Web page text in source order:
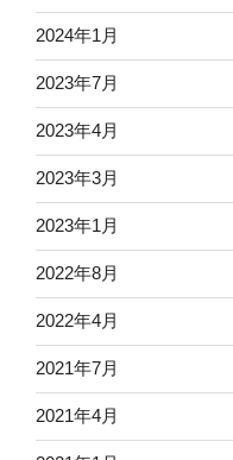
2024年1月
2023年7月
2023年4月
2023年3月
2023年1月
2022年8月
2022年4月
2021年7月
2021年4月